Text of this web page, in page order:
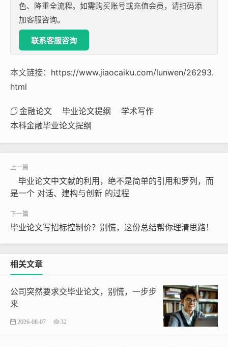
色、降重全流程。如需购买账号或充值会员，请扫码添
加客服咨询。
联系客服咨询
本文链接： https://www.jiaocaiku.com/lunwen/26293.
html
金融论文 毕业论文提纲
学术写作
本科金融毕业论文提纲
毕业论文中文献的利用，绝不是简单的引用和罗列，而
是一个 对话、建构与创新 的过程
毕业论文写招标控制价？别慌，这份总结帮你理清思路！
相关文章
公司突然要求交毕业论文，别慌，一步步
来
2026-08-07 32